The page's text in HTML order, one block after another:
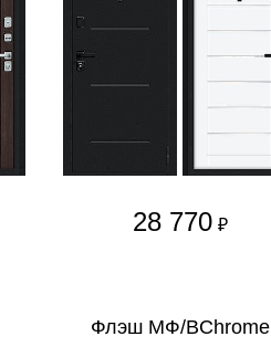
28 770 ₽
Флэш МФ/BChrome